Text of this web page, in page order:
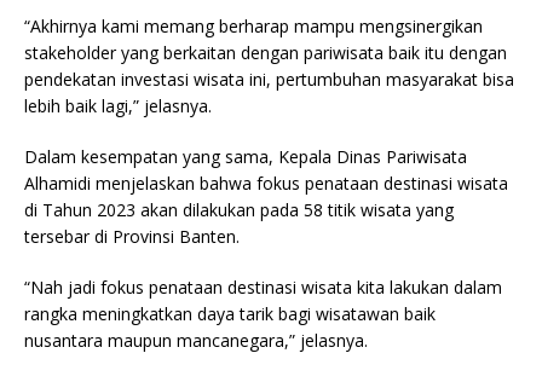
“Akhirnya kami memang berharap mampu mengsinergikan
stakeholder yang berkaitan dengan pariwisata baik itu dengan
pendekatan investasi wisata ini, pertumbuhan masyarakat bisa
lebih baik lagi,” jelasnya.
Dalam kesempatan yang sama, Kepala Dinas Pariwisata
Alhamidi menjelaskan bahwa fokus penataan destinasi wisata
di Tahun 2023 akan dilakukan pada 58 titik wisata yang
tersebar di Provinsi Banten.
“Nah jadi fokus penataan destinasi wisata kita lakukan dalam
rangka meningkatkan daya tarik bagi wisatawan baik
nusantara maupun mancanegara,” jelasnya.